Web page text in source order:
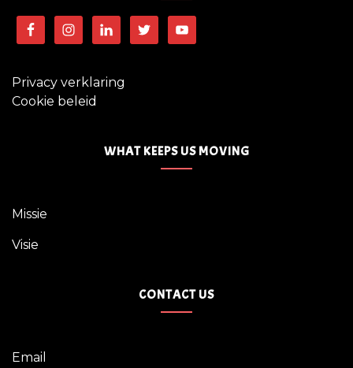
Privacy verklaring
Cookie beleid
WHAT KEEPS US MOVING
Missie
Visie
CONTACT US
Email